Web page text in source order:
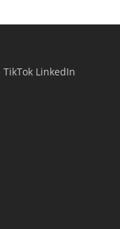
TikTok LinkedIn